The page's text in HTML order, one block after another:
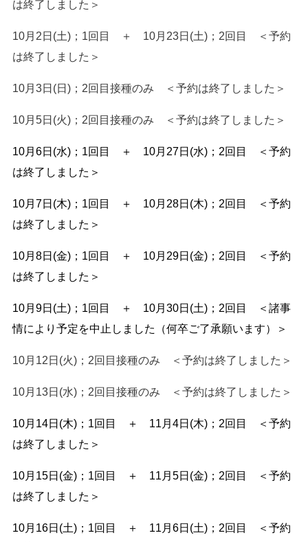
は終了しました＞
10月2日(土)；1回目 ＋ 10月23日(土)；2回目 ＜予約
は終了しました＞
10月3日(日)；2回目接種のみ ＜予約は終了しました＞
10月5日(火)；2回目接種のみ ＜予約は終了しました＞
10月6日(水)；1回目 ＋ 10月27日(水)；2回目 ＜予約
は終了しました＞
10月7日(木)；1回目 ＋ 10月28日(木)；2回目 ＜予約
は終了しました＞
10月8日(金)；1回目 ＋ 10月29日(金)；2回目 ＜予約
は終了しました＞
10月9日(土)；1回目 ＋ 10月30日(土)；2回目 ＜諸事
情により予定を中止しました（何卒ご了承願います）＞
10月12日(火)；2回目接種のみ ＜予約は終了しました＞
10月13日(水)；2回目接種のみ ＜予約は終了しました＞
10月14日(木)；1回目 ＋ 11月4日(木)；2回目 ＜予約
は終了しました＞
10月15日(金)；1回目 ＋ 11月5日(金)；2回目 ＜予約
は終了しました＞
10月16日(土)；1回目 ＋ 11月6日(土)；2回目 ＜予約